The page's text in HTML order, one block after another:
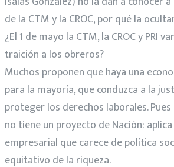
de la CTM y la CROC, por qué la
¿El 1 de mayo la CTM, la CROC y PRI
traición a los obreros?
Muchos proponen que haya una
para la mayoría, que conduzca a la
proteger los derechos laborales.
no tiene un proyecto de Nación:
empresarial que carece de política
equitativo de la riqueza.